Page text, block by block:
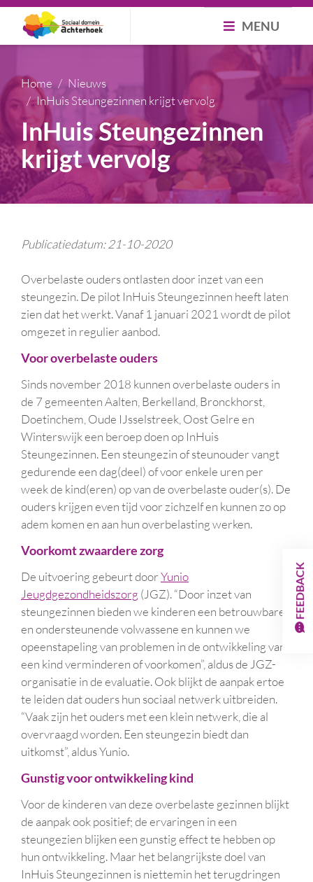
MENU
Home
Nieuws
InHuis Steungezinnen krijgt vervolg
InHuis Steungezinnen
krijgt vervolg
Publicatiedatum: 21-10-2020
Overbelaste ouders ontlasten door inzet van een
steungezin. De pilot InHuis Steungezinnen heeft laten
zien dat het werkt. Vanaf 1 januari 2021 wordt de pilot
omgezet in regulier aanbod.
Voor overbelaste ouders
Sinds november 2018 kunnen overbelaste ouders in
de 7 gemeenten Aalten, Berkelland, Bronckhorst,
Doetinchem, Oude IJsselstreek, Oost Gelre en
Winterswijk een beroep doen op InHuis
Steungezinnen. Een steungezin of steunouder vangt
gedurende een dag(deel) of voor enkele uren per
week de kind(eren) op van de overbelaste ouder(s). De
ouders krijgen even tijd voor zichzelf en kunnen zo op
adem komen en aan hun overbelasting werken.
Voorkomt zwaardere zorg
De uitvoering gebeurt doorYunio
Jeugdgezondheidszorg (JGZ). “Door inzet van
steungezinnen bieden we kinderen een betrouwbare
en ondersteunende volwassene en kunnen we
opeenstapeling van problemen in de ontwikkeling van
een kind verminderen of voorkomen”, aldus de JGZ-
organisatie in de evaluatie. Ook blijkt de aanpak ertoe
te leiden dat ouders hun sociaal netwerk uitbreiden.
“Vaak zijn het ouders met een klein netwerk, die al
overvraagd worden. Een steungezin biedt dan
uitkomst”, aldus Yunio.
Gunstig voor ontwikkeling kind
Voor de kinderen van deze overbelaste gezinnen blijkt
de aanpak ook positief; de ervaringen in een
steungezien blijken een gunstig effect te hebben op
hun ontwikkeling. Maar het belangrijkste doel van
InHuis Steungezinnen is niettemin het terugdringen
FEEDBACK